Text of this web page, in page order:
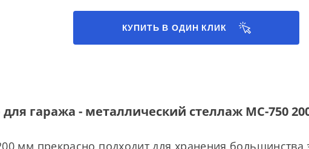
КУПИТЬ В ОДИН КЛИК
гаража - металлический стеллаж МС-750
мм прекрасно подходит для хранения большинства